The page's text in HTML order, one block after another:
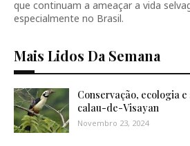
que continuam a ameaçar a vida
especialmente no Brasil.
Mais Lidos Da Semana
Conservação, ecologia
calau-de-Visayan
Novembro 23, 2024